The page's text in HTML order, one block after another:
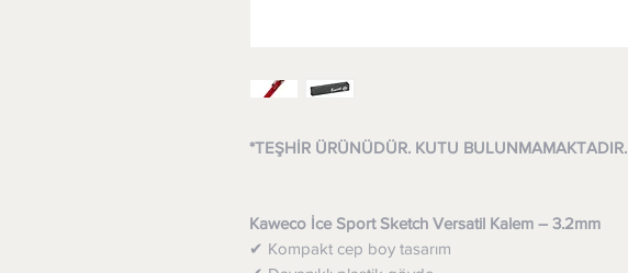
*TEŞHİR ÜRÜNÜDÜR. KUTU BULUNMAMAKTADIR.
Kaweco İce Sport Sketch Versatil Kalem – 3.2mm
✔ Kompakt cep boy tasarım